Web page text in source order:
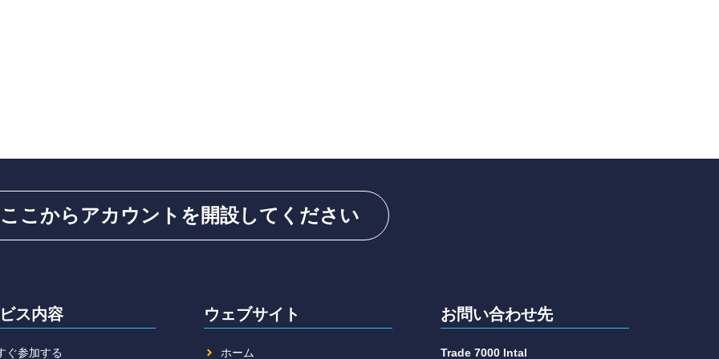
ここからアカウントを開設してください
ス内容
ぐ参加する
ウェブサイト
ホーム
お問い合わせ先
Trade 7000 Intal